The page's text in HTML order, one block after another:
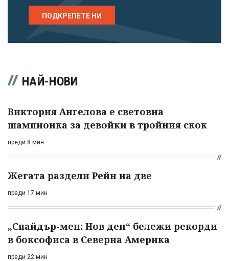
ПОДКРЕПЕТЕ НИ
НАЙ-НОВИ
Виктория Ангелова е световна
шампионка за девойки в тройния скок
преди 8 мин
Жегата раздели Рейн на две
преди 17 мин
„Спайдър-мен: Нов ден“ бележи рекорди
в боксофиса в Северна Америка
преди 22 мин